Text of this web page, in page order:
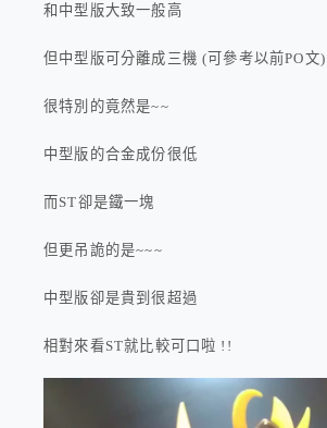
和中型版大致一般高
但中型版可分離成三機 (可參考以前PO文)
很特別的竟然是~~
中型版的合金成份很低
而ST卻是鐵一塊
但更吊詭的是~~~
中型版卻是貴到很超過
相對來看ST就比較可口啦 !!